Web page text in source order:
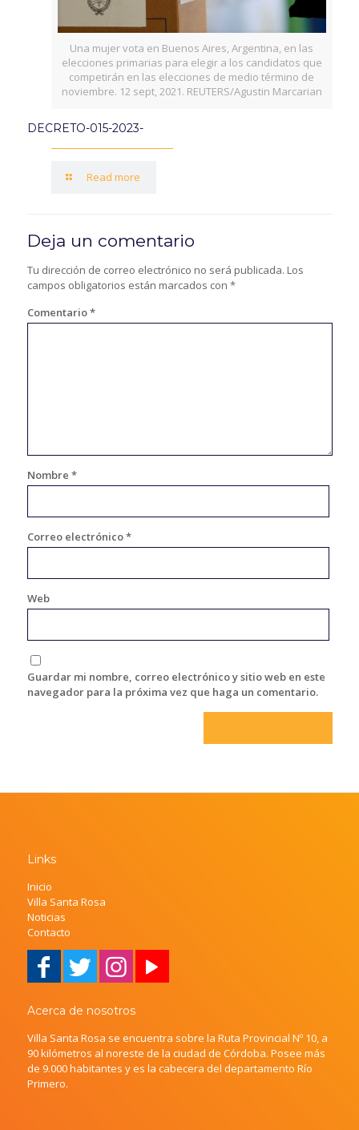
Una mujer vota en Buenos Aires, Argentina, en las
elecciones primarias para elegir a los candidatos que
competirán en las elecciones de medio término de
noviembre. 12 sept, 2021. REUTERS/Agustin Marcarian
DECRETO-015-2023-
Read more
Deja un comentario
Tu dirección de correo electrónico no será publicada. Los
campos obligatorios están marcados con *
Comentario*
Nombre *
Correo electrónico*
Web
Guardar mi nombre, correo electrónico y sitio web en este
navegador para la próxima vez que haga un comentario.
Links
Inicio
Villa Santa Rosa
Noticias
Contacto
Acerca de nosotros
Villa Santa Rosa se encuentra sobre la Ruta Provincial Nº 10, a
90 kilómetros al noreste de la ciudad de Córdoba. Posee más
de 9.000 habitantes y es la cabecera del departamento Río
Primero.